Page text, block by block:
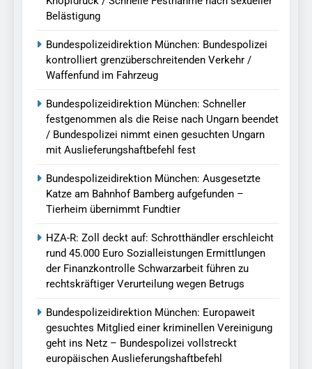
Belästigung
Bundespolizeidirektion München: Bundespolizei
kontrolliert grenzüberschreitenden Verkehr /
Waffenfund im Fahrzeug
Bundespolizeidirektion München: Schneller
festgenommen als die Reise nach Ungarn beendet
/ Bundespolizei nimmt einen gesuchten Ungarn
mit Auslieferungshaftbefehl fest
Bundespolizeidirektion München: Ausgesetzte
Katze am Bahnhof Bamberg aufgefunden –
Tierheim übernimmt Fundtier
HZA-R: Zoll deckt auf: Schrotthändler erschleicht
rund 45.000 Euro Sozialleistungen Ermittlungen
der Finanzkontrolle Schwarzarbeit führen zu
rechtskräftiger Verurteilung wegen Betrugs
Bundespolizeidirektion München: Europaweit
gesuchtes Mitglied einer kriminellen Vereinigung
geht ins Netz – Bundespolizei vollstreckt
europäischen Auslieferungshaftbefehl